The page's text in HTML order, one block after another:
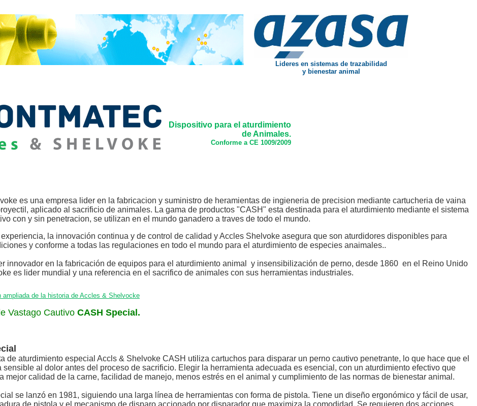
Lideres en sistemas de trazabilidad
y bienestar animal
Dispositivo para el aturdimiento
de Animales.
Conforme a CE 1009/2009
es una empresa lider en la fabricacion y suministro de heramientas de ingieneria de precision mediante cartucheria de vaina
aplicado al sacrificio de animales. La gama de productos "CASH" esta destinada para el aturdimiento mediante el sistema
con y sin penetracion, se utilizan en el mundo ganadero a traves de todo el mundo.
la innovación continua y de control de calidad y Accles Shelvoke asegura que son aturdidores disponibles para
y conforme a todas las regulaciones en todo el mundo para el aturdimiento de especies anaimales..
innovador en la fabricación de equipos para el aturdimiento animal y insensibilización de perno, desde 1860 en el Reino Unido
es lider mundial y una referencia en el sacrifico de animales con sus herramientas industriales.
ampliada de la historia de Accles & Shelvocke
Vastago Cautivo CASH Special.
de aturdimiento especial Accls & Shelvoke CASH utiliza cartuchos para disparar un perno cautivo penetrante, lo que hace que el
sensible al dolor antes del proceso de sacrificio. Elegir la herramienta adecuada es esencial, con un aturdimiento efectivo que
mejor calidad de la carne, facilidad de manejo, menos estrés en el animal y cumplimiento de las normas de bienestar animal.
se lanzó en 1981, siguiendo una larga línea de herramientas con forma de pistola. Tiene un diseño ergonómico y fácil de usar,
de pistola y el mecanismo de disparo accionado por disparador que maximiza la comodidad. Se requieren dos acciones